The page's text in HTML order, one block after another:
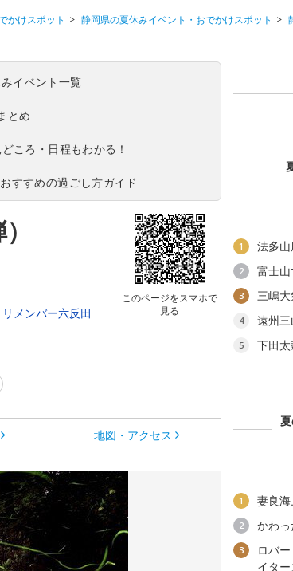
かけスポット 静岡県の夏休みイベント・おでかけスポット
イベント一覧
とめ
ころ・日程もわかる！
すすめの過ごし方ガイド
このページをスマホで
見る
メンバー六反田
地図・アクセス
1 法多
2 富士
3 三嶋
4 遠州
5
下田
1 妻良
2 かわ
3
ロバ
イタ